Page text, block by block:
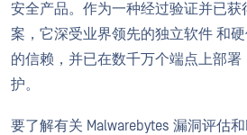
安全产品。作为一种经过验证并已
案，它深受业界领先的独立软件 和硬
的信赖，并已在数千万个端点上部署
护。
要了解有关 Malwarebytes 漏洞评估